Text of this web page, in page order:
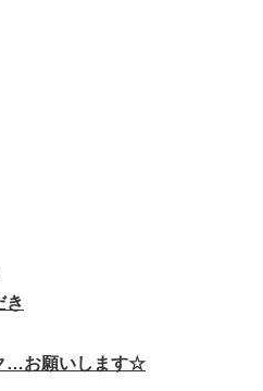
き
…お願いします☆